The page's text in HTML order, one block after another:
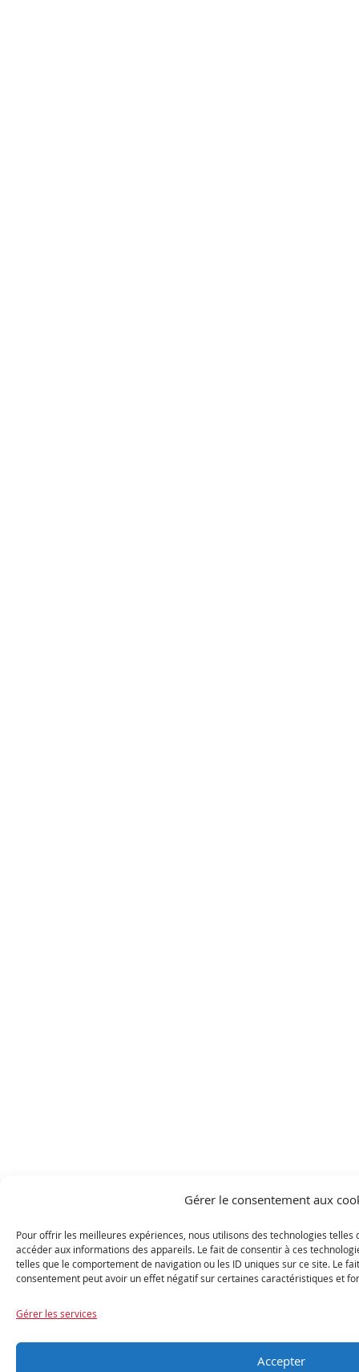
Gérer le consentement aux
Pour offrir les meilleures expériences, nous utilisons des technologies telles
accéder aux informations des appareils. Le fait de consentir à ces
telles que le comportement de navigation ou les ID uniques sur ce site. Le
consentement peut avoir un effet négatif sur certaines caractéristiques et
Gérer les services
Accepter